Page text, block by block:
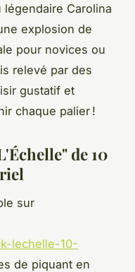
Carolina
explosion de
pour novices ou
relevé par des
gustatif et
chaque palier !
de 10
sur
lechelle-10-
de piquant en